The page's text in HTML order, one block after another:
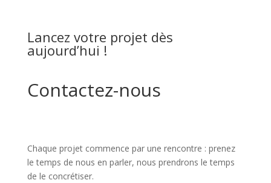
Lancez votre projet dès
aujourd’hui !
Contactez-nous
Chaque projet commence par une rencontre : prenez
le temps de nous en parler, nous prendrons le temps
de le concrétiser.